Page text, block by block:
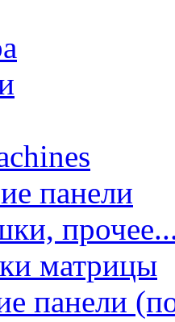
панели
матрицы
панели